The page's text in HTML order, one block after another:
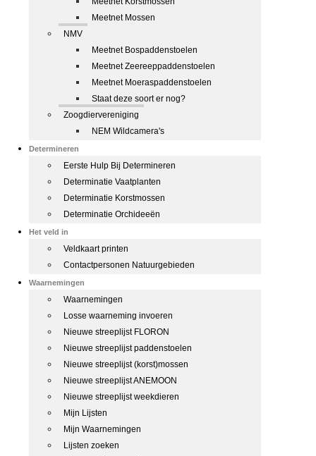
Meetnet Mossen
NMV
Meetnet Bospaddenstoelen
Meetnet Zeereeppaddenstoelen
Meetnet Moeraspaddenstoelen
Staat deze soort er nog?
Zoogdiervereniging
NEM Wildcamera's
Determineren
Eerste Hulp Bij Determineren
Determinatie Vaatplanten
Determinatie Korstmossen
Determinatie Orchideeën
Het veld in
Veldkaart printen
Contactpersonen Natuurgebieden
Waarnemingen
Waarnemingen
Losse waarneming invoeren
Nieuwe streeplijst FLORON
Nieuwe streeplijst paddenstoelen
Nieuwe streeplijst (korst)mossen
Nieuwe streeplijst ANEMOON
Nieuwe streeplijst weekdieren
Mijn Lijsten
Mijn Waarnemingen
Lijsten zoeken